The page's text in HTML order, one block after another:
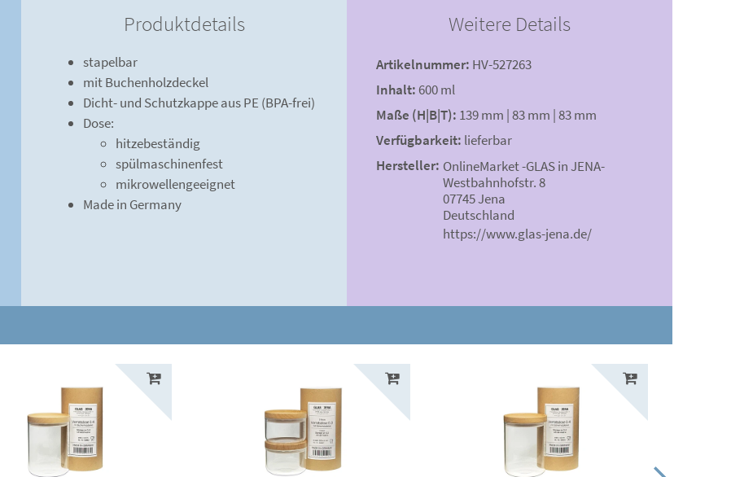
Produktdetails
stapelbar
mit Buchenholzdeckel
Dicht- und Schutzkappe aus PE (BPA-frei)
Dose:
hitzebeständig
spülmaschinenfest
mikrowellengeeignet
Made in Germany
Weitere Details
Artikelnummer: HV-527263
Inhalt:600 ml
Maße (H|B|T): 139 mm | 83 mm | 83 mm
Verfügbarkeit: lieferbar
Hersteller: OnlineMarket -GLAS in JENA-
Westbahnhofstr. 8
07745 Jena
Deutschland
https://www.glas-jena.de/